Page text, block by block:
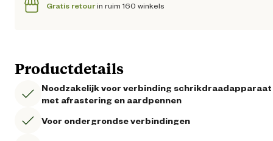
Gratis retourin ruim 160 winkels
Productdetails
Noodzakelijk voor verbinding schrikdraadapparaat
met afrastering en aardpennen
Voor ondergrondse verbindingen